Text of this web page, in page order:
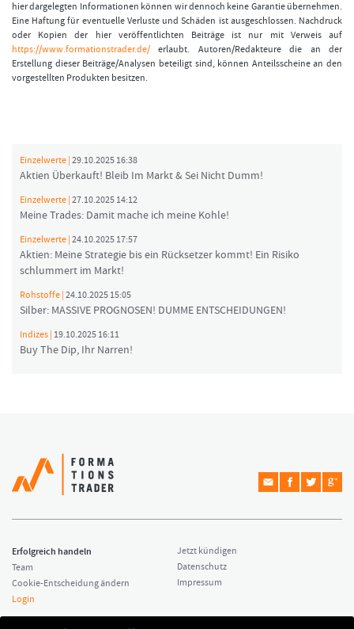
hier dargelegten Informationen können wir dennoch keine Garantie übernehmen.
Eine Haftung für eventuelle Verluste und Schäden ist ausgeschlossen. Nachdruck
oder Kopien der hier veröffentlichten Beiträge ist nur mit Verweis auf
https://www.formationstrader.de/ erlaubt. Autoren/Redakteure die an der
Erstellung dieser Beiträge/Analysen beteiligt sind, können Anteilsscheine an den
vorgestellten Produkten besitzen.
Einzelwerte | 29.10.2025 16:38
Aktien Überkauft! Bleib Im Markt & Sei Nicht Dumm!
Einzelwerte | 27.10.2025 14:12
Meine Trades: Damit mache ich meine Kohle!
Einzelwerte | 24.10.2025 17:57
Aktien: Meine Strategie bis ein Rücksetzer kommt! Ein Risiko
schlummert im Markt!
Rohstoffe | 24.10.2025 15:05
Silber: MASSIVE PROGNOSEN! DUMME ENTSCHEIDUNGEN!
Indizes | 19.10.2025 16:11
Buy The Dip, Ihr Narren!
Erfolgreich handeln
Team
Cookie-Entscheidung ändern
Login
Jetzt kündigen
Datenschutz
Impressum